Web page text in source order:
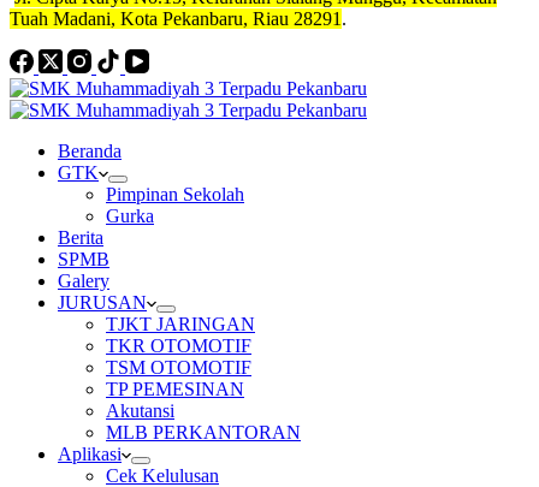
Tuah Madani, Kota Pekanbaru, Riau 28291 .
Beranda
GTK
Pimpinan Sekolah
Gurka
Berita
SPMB
Galery
JURUSAN
TJKT JARINGAN
TKR OTOMOTIF
TSM OTOMOTIF
TP PEMESINAN
Akutansi
MLB PERKANTORAN
Aplikasi
Cek Kelulusan